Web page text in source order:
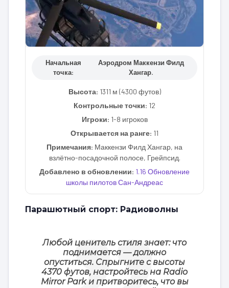
Начальная
точка:
Аэродром Маккензи Филд
Хангар.
Высота: 1311 м (4300 футов)
Контрольные точки: 12
Игроки: 1-8 игроков
Открывается на ранге: 11
Примечания: Маккензи Филд Хангар, на
взлётно-посадочной полосе, Грейпсид.
Добавлено в обновлении: 1.16 Обновление
школы пилотов Сан-Андреас
Парашютный спорт: Радиоволны
Любой ценитель стиля знает: что
поднимается — должно
опуститься. Спрыгните с высоты
4370 футов, настройтесь на Radio
Mirror Park и притворитесь, что вы